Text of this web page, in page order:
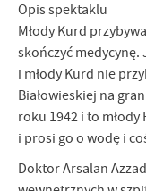
Opis spektaklu
Młody Kurd
skończyć medycynę.
i młody Kurd nie
Białowieskiej na
roku 1942 i to
i prosi go o wodę i
Doktor Arsalan